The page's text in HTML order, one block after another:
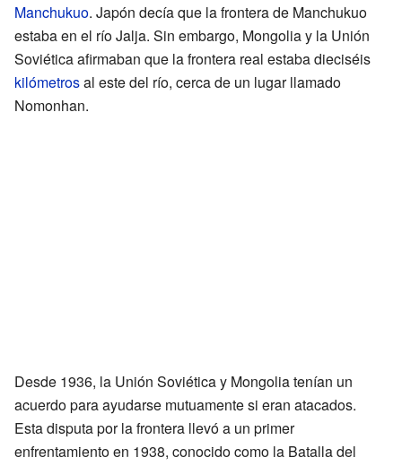
Manchukuo. Japón decía que la frontera de Manchukuo
estaba en el río Jalja. Sin embargo, Mongolia y la Unión
Soviética afirmaban que la frontera real estaba dieciséis
kilómetrosal este del río, cerca de un lugar llamado
Nomonhan.
Desde 1936, la Unión Soviética y Mongolia tenían un
acuerdo para ayudarse mutuamente si eran atacados.
Esta disputa por la frontera llevó a un primer
enfrentamiento en 1938, conocido como la Batalla del